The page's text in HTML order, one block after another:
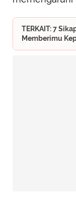
TERKAIT: 7
Memberimu